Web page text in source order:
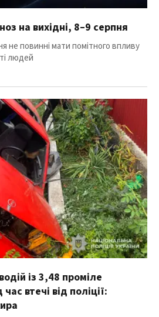
на вихідні, 8–9 серпня
не повинні мати помітного впливу
людей
із 3,48 проміле
втечі від поліції: